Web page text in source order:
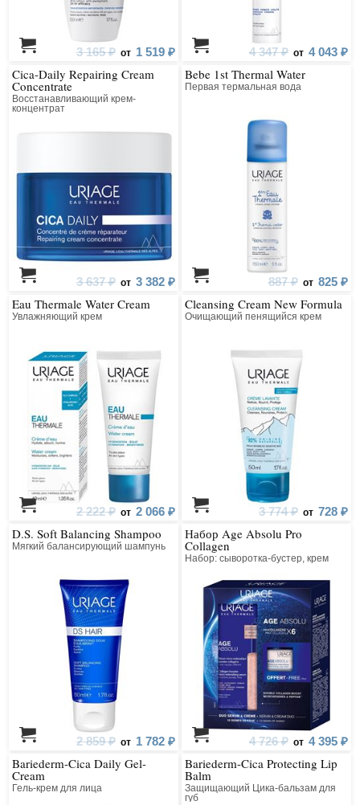
3 165 ₽ от 1 519 ₽ 4 347 ₽ от 4 043 ₽
Cica-Daily Repairing Cream
Concentrate
Восстанавливающий крем-
концентрат
3 637 ₽ от 3 382 ₽
Bebe 1st Thermal Water
Первая термальная вода
887 ₽ от 825 ₽
Eau Thermale Water Cream
Увлажняющий крем
2 222 ₽ от 2 066 ₽
Cleansing Cream New Formula
Очищающий пенящийся крем
3 774 ₽ от 728 ₽
D.S. Soft Balancing Shampoo
Мягкий балансирующий шампунь
2 859 ₽ от 1 782 ₽
Набор Age Absolu Pro
Collagen
Набор: сыворотка-бустер, крем
4 726 ₽ от 4 395 ₽
Bariederm-Cica Daily Gel-
Cream
Гель-крем для лица
Bariederm-Cica Protecting Lip
Balm
Защищающий Цика-бальзам для
губ